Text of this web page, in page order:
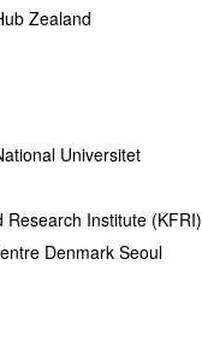
Zealand
Universitet
Research Institute (KFRI)
Denmark Seoul